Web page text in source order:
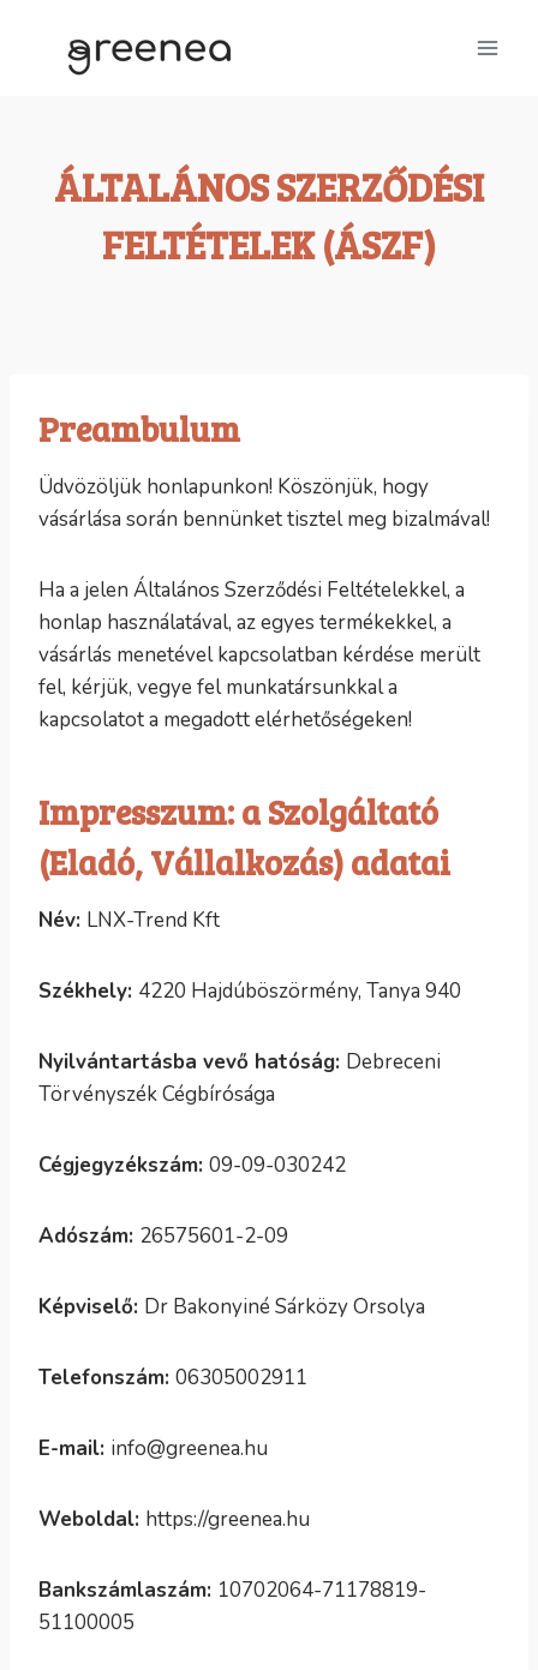
ÁLTALÁNOS SZERZŐDÉSI
FELTÉTELEK (ÁSZF)
Preambulum
Üdvözöljük honlapunkon! Köszönjük, hogy
vásárlása során bennünket tisztel meg bizalmával!
Ha a jelen Általános Szerződési Feltételekkel, a
honlap használatával, az egyes termékekkel, a
vásárlás menetével kapcsolatban kérdése merült
fel, kérjük, vegye fel munkatársunkkal a
kapcsolatot a megadott elérhetőségeken!
Impresszum: a Szolgáltató
(Eladó, Vállalkozás) adatai
Név: LNX-Trend Kft
Székhely: 4220 Hajdúböszörmény, Tanya 940
Nyilvántartásba vevő hatóság: Debreceni
Törvényszék Cégbírósága
Cégjegyzékszám: 09-09-030242
Adószám: 26575601-2-09
Képviselő: Dr Bakonyiné Sárközy Orsolya
Telefonszám: 06305002911
E-mail: info@greenea.hu
Weboldal: https://greenea.hu
Bankszámlaszám: 10702064-71178819-
51100005